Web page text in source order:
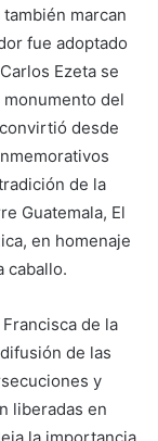
marcan
fue adoptado
Ezeta se
del
desde
de la
Guatemala, El
en homenaje
caballo.
de la
de las
y
liberadas en